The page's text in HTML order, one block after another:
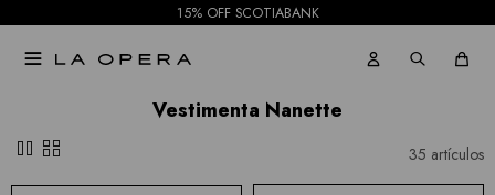
15% OFF SCOTIABANK

Vestimenta Nanette
pause grid_view 35 artículos